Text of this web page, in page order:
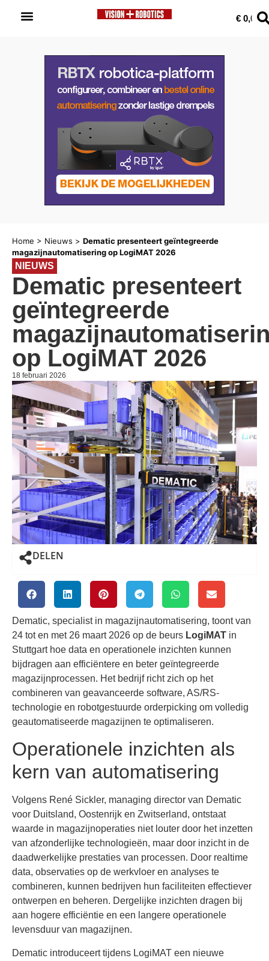
€ 0,00 0
Home > Nieuws > Dematic presenteert geïntegreerde
magazijnautomatisering op LogiMAT 2026
NIEUWS
Dematic presenteert
geïntegreerde
op LogiMAT 2026
18 februari 2026
DELEN
Dematic, specialist in magazijnautomatisering, toont van
24 tot en met 26 maart 2026 op de beurs LogiMAT in
Stuttgart hoe data en operationele inzichten kunnen
bijdragen aan efficiëntere en beter geïntegreerde
magazijnprocessen. Het bedrijf richt zich op het
combineren van geavanceerde software, AS/RS-
technologie en robotgestuurde orderpicking om volledig
geautomatiseerde magazijnen te optimaliseren.
Operationele inzichten als
kern van automatisering
Volgens René Sickler, managing director van Dematic
voor Duitsland, Oostenrijk en Zwitserland, ontstaat
waarde in magazijnoperaties niet louter door het inzetten
van afzonderlijke technologieën, maar door inzicht in de
daadwerkelijke prestaties van processen. Door realtime
data, observaties op de werkvloer en analyses te
combineren, kunnen bedrijven hun faciliteiten effectiever
ontwerpen en beheren. Dergelijke inzichten dragen bij
aan hogere efficiëntie en een langere operationele
levensduur van magazijnen.
Dematic introduceert tijdens LogiMAT een nieuwe